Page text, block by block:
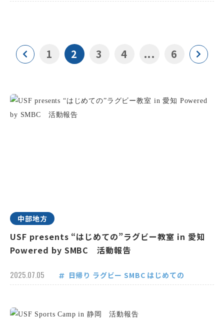
1 2 3 4 ... 6
中部地方
USF presents “はじめての”ラグビー教室 in 愛知
Powered by SMBC 活動報告
2025.07.05 日帰り ラグビー SMBC はじめての